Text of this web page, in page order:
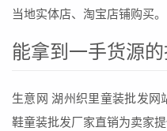
当地实体店、淘宝店铺购买。
能拿到一手货源
生意网 湖州织里童装批发网
鞋童装批发厂家直销为卖家